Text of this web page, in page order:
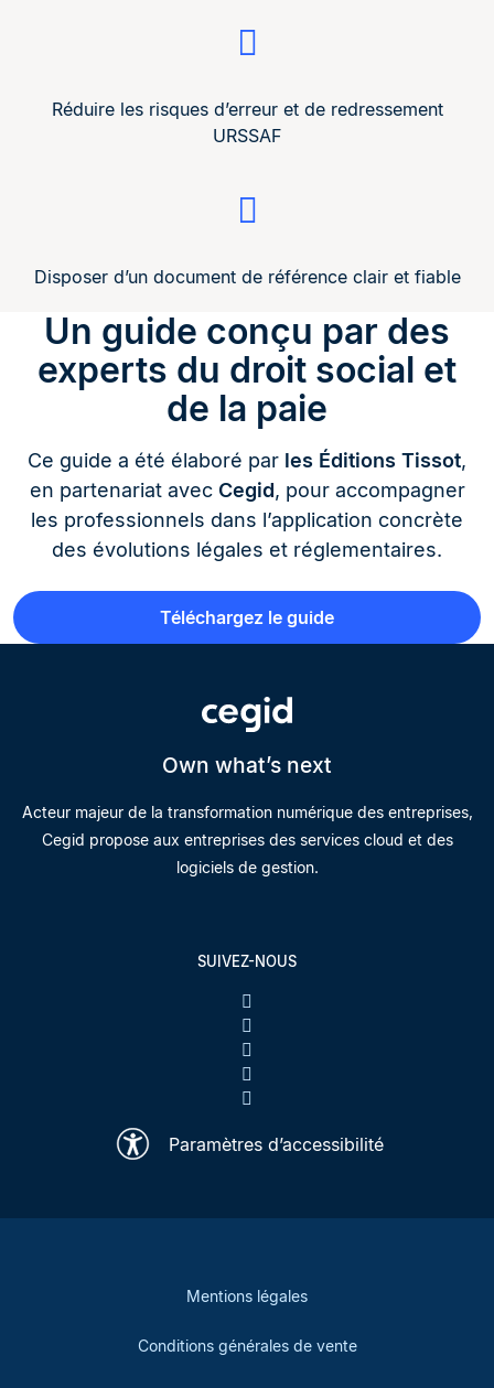
Réduire les risques d’erreur et de redressement
URSSAF
Disposer d’un document de référence clair et fiable
Un guide conçu par des
experts du droit social et
de la paie
Ce guide a été élaboré par les Éditions Tissot,
en partenariat avec Cegid, pour accompagner
les professionnels dans l’application concrète
des évolutions légales et réglementaires.
Téléchargez le guide
Own what’s next
Acteur majeur de la transformation numérique des entreprises,
Cegid propose aux entreprises des services cloud et des
logiciels de gestion.
SUIVEZ-NOUS
Paramètres d’accessibilité
Mentions légales
Conditions générales de vente